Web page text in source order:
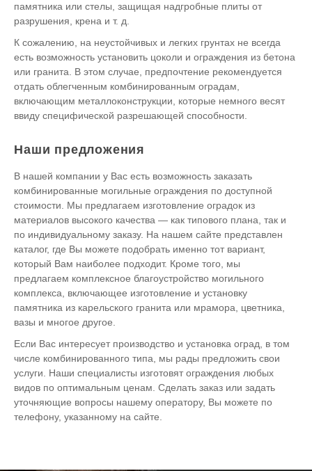
памятника или стелы, защищая надгробные плиты от
разрушения, крена и т. д.
К сожалению, на неустойчивых и легких грунтах не всегда
есть возможность установить цоколи и ограждения из бетона
или гранита. В этом случае, предпочтение рекомендуется
отдать облегченным комбинированным оградам,
включающим металлоконструкции, которые немного весят
ввиду специфической разрешающей способности.
Наши предложения
В нашей компании у Вас есть возможность заказать
комбинированные могильные ограждения по доступной
стоимости. Мы предлагаем изготовление оградок из
материалов высокого качества — как типового плана, так и
по индивидуальному заказу. На нашем сайте представлен
каталог, где Вы можете подобрать именно тот вариант,
который Вам наиболее подходит. Кроме того, мы
предлагаем комплексное благоустройство могильного
комплекса, включающее изготовление и установку
памятника из карельского гранита или мрамора, цветника,
вазы и многое другое.
Если Вас интересует производство и установка оград, в том
числе комбинированного типа, мы рады предложить свои
услуги. Наши специалисты изготовят ограждения любых
видов по оптимальным ценам. Сделать заказ или задать
уточняющие вопросы нашему оператору, Вы можете по
телефону, указанному на сайте.